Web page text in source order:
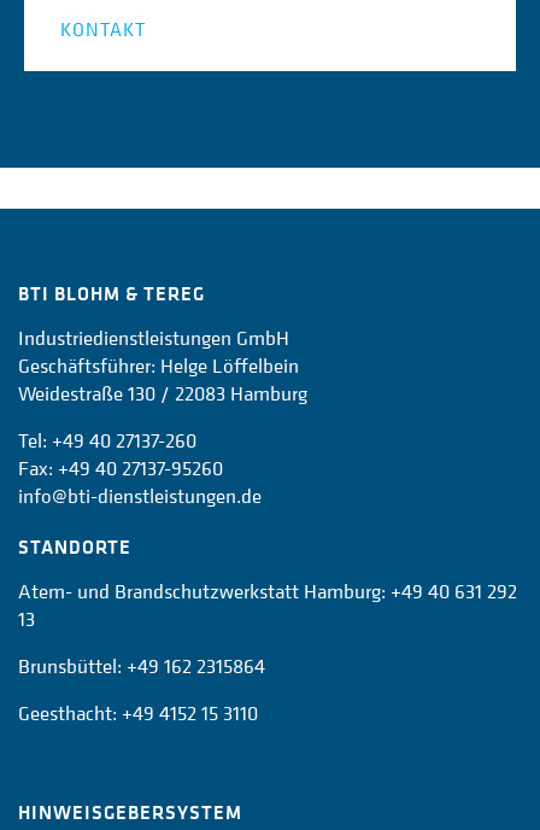
KONTAKT
BTI BLOHM & TEREG
Industriedienstleistungen GmbH
Geschäftsführer: Helge Löffelbein
Weidestraße 130 / 22083 Hamburg
Tel: +49 40 27137-260
Fax: +49 40 27137-95260
info@bti-dienstleistungen.de
STANDORTE
Atem- und Brandschutzwerkstatt Hamburg: +49 40 631 292
13
Brunsbüttel: +49 162 2315864
Geesthacht: +49 4152 15 3110
HINWEISGEBERSYSTEM